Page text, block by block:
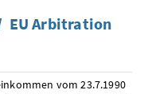
EU Arbitration
vom 23.7.1990